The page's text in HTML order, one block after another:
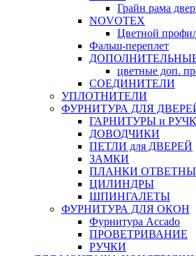
Грайн рама
NOVOTEX
Цветной
Фальш-переплет
цветные доп.
СОЕДИНИТЕЛИ
УПЛОТНИТЕЛИ
ФУРНИТУРА ДЛЯ
ГАРНИТУРЫ и
ДОВОДЧИКИ
ПЕТЛИ для ДВЕРЕЙ
ЗАМКИ
ПЛАНКИ
ЦИЛИНДРЫ
ШПИНГАЛЕТЫ
ФУРНИТУРА ДЛЯ ОКОН
Фурнитура Accado
ПРОВЕТРИВАНИЕ
РУЧКИ